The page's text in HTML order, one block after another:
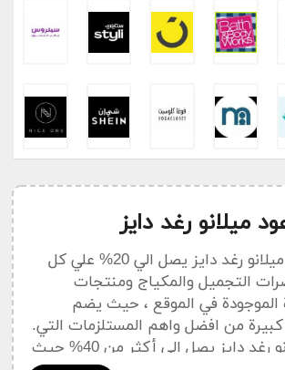
ميلانو رغد دايز
كود خصم عود ميلانو رغد دايز يصل الي 20% علي كل
التجميل والمكياج ومنتجات
الموجودة في الموقع ، حيث يضم
من افضل واهم المستلزمات التي.
خصم عود ميلانو رغد دايز يصل إلى أكثر من 40% حيث